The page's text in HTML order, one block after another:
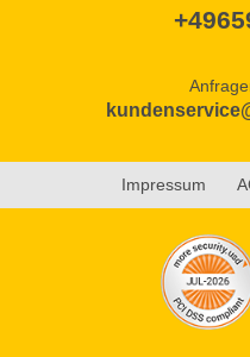
Impressum